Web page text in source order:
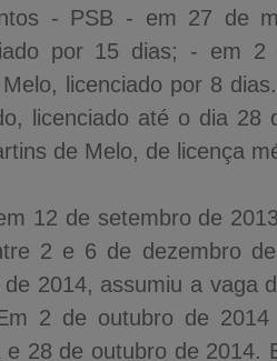
- PSB - em 27 de
por 15 dias; - em
licenciado por 8
licenciado até o dia
de Melo, de licença
12 de setembro de
2 e 6 de dezembro
2014, assumiu a vaga
2 de outubro de 2014
e 28 de outubro de